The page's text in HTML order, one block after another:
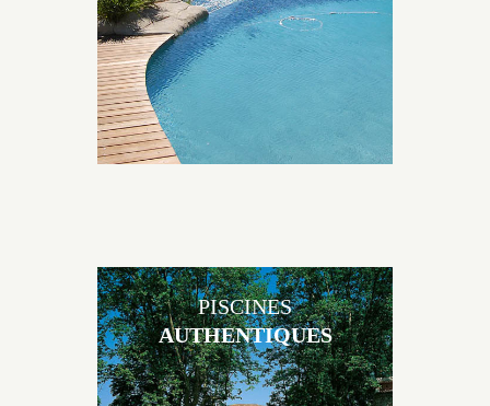
matière sur-mesure conçu par notre bureau d’étude
spécialisé.
PISCINES
AUTHENTIQUES